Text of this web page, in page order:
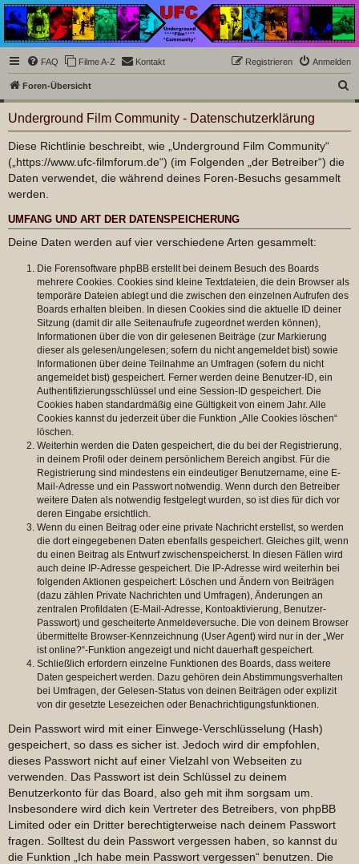
Underground Film
Community
Die Underground Film Community ist ein deutschsprachiges Filmforum und ein Paradies
für Cineasten und Filmsüchtige jenseits des Mainstreams.
FAQ Filme A-Z Kontakt Anmelden
Registrieren
Foren-Übersicht
u
Underground Film Community - Datenschutzerklärung
Diese Richtlinie beschreibt, wie „Underground Film Community“
(„https://www.ufc-filmforum.de“) (im Folgenden „der Betreiber“) die
Daten verwendet, die während deines Foren-Besuchs gesammelt
werden.
UMFANG UND ART DER DATENSPEICHERUNG
Deine Daten werden auf vier verschiedene Arten gesammelt:
Die Forensoftware phpBB erstellt bei deinem Besuch des Boards
mehrere Cookies. Cookies sind kleine Textdateien, die dein Browser als
temporäre Dateien ablegt und die zwischen den einzelnen Aufrufen des
Boards erhalten bleiben. In diesen Cookies sind die aktuelle ID deiner
Sitzung (damit dir alle Seitenaufrufe zugeordnet werden können),
Informationen über die von dir gelesenen Beiträge (zur Markierung
dieser als gelesen/ungelesen; sofern du nicht angemeldet bist) sowie
Informationen über deine Teilnahme an Umfragen (sofern du nicht
angemeldet bist) gespeichert. Ferner werden deine Benutzer-ID, ein
Authentifizierungsschlüssel und eine Session-ID gespeichert. Die
Cookies haben standardmäßig eine Gültigkeit von einem Jahr. Alle
Cookies kannst du jederzeit über die Funktion „Alle Cookies löschen“
löschen.
Weiterhin werden die Daten gespeichert, die du bei der Registrierung,
in deinem Profil oder deinem persönlichem Bereich angibst. Für die
Registrierung sind mindestens ein eindeutiger Benutzername, eine E-
Mail-Adresse und ein Passwort notwendig. Wenn durch den Betreiber
weitere Daten als notwendig festgelegt wurden, so ist dies für dich vor
deren Eingabe ersichtlich.
Wenn du einen Beitrag oder eine private Nachricht erstellst, so werden
die dort eingegebenen Daten ebenfalls gespeichert. Gleiches gilt, wenn
du einen Beitrag als Entwurf zwischenspeicherst. In diesen Fällen wird
auch deine IP-Adresse gespeichert. Die IP-Adresse wird weiterhin bei
folgenden Aktionen gespeichert: Löschen und Ändern von Beiträgen
(dazu zählen Private Nachrichten und Umfragen), Änderungen an
zentralen Profildaten (E-Mail-Adresse, Kontoaktivierung, Benutzer-
Passwort) und gescheiterte Anmeldeversuche. Die von deinem Browser
übermittelte Browser-Kennzeichnung (User Agent) wird nur in der „Wer
ist online?“-Funktion angezeigt und nicht dauerhaft gespeichert.
Schließlich erfordern einzelne Funktionen des Boards, dass weitere
Daten gespeichert werden. Dazu gehören dein Abstimmungsverhalten
bei Umfragen, der Gelesen-Status von deinen Beiträgen oder explizit
von dir gesetzte Lesezeichen oder Benachrichtigungsfunktionen.
Dein Passwort wird mit einer Einwege-Verschlüsselung (Hash)
gespeichert, so dass es sicher ist. Jedoch wird dir empfohlen,
dieses Passwort nicht auf einer Vielzahl von Webseiten zu
verwenden. Das Passwort ist dein Schlüssel zu deinem
Benutzerkonto für das Board, also geh mit ihm sorgsam um.
Insbesondere wird dich kein Vertreter des Betreibers, von phpBB
Limited oder ein Dritter berechtigterweise nach deinem Passwort
fragen. Solltest du dein Passwort vergessen haben, so kannst du
die Funktion „Ich habe mein Passwort vergessen“ benutzen. Die